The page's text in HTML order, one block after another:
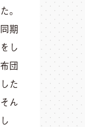
。
期
し
団
た
ん